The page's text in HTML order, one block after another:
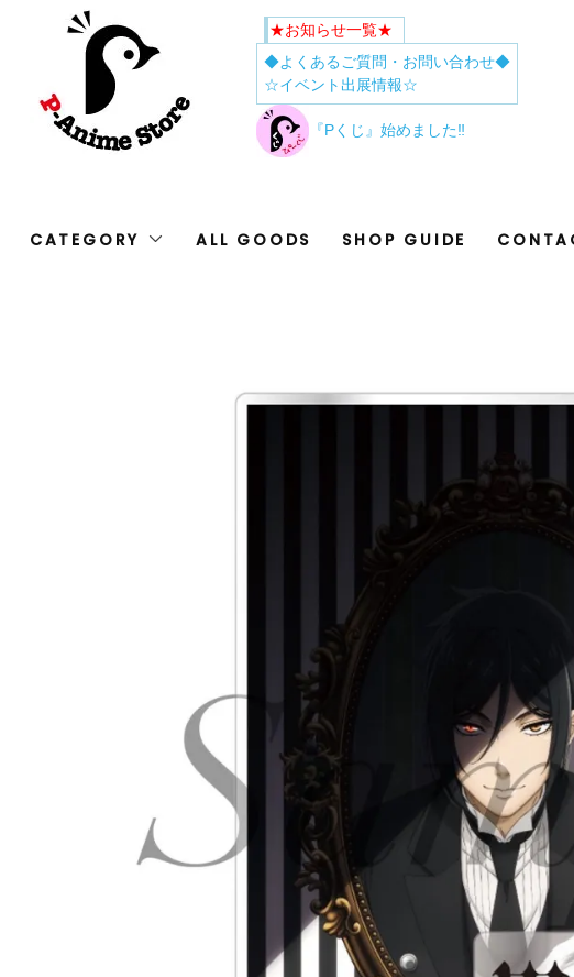
★お知らせ一覧★
◆よくあるご質問・お問い合わせ◆
☆イベント出展情報☆
『Pくじ』始めました‼
CATEGORY ALL GOODS SHOP GUIDE